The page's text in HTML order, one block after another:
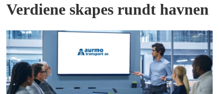
Verdiene skapes rundt havnen